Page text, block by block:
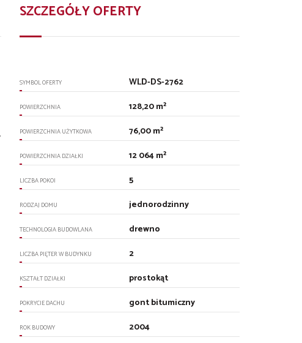
SZCZEGÓŁY OFERTY
SYMBOL OFERTY WLD-DS-2762
POWIERZCHNIA 128,20 m²
POWIERZCHNIA UŻYTKOWA 76,00 m²
POWIERZCHNIA DZIAŁKI 12 064 m²
LICZBA POKOI 5
RODZAJ DOMU jednorodzinny
TECHNOLOGIA BUDOWLANA drewno
LICZBA PIĘTER W BUDYNKU 2
KSZTAŁT DZIAŁKI prostokąt
POKRYCIE DACHU gont bitumiczny
ROK BUDOWY 2004